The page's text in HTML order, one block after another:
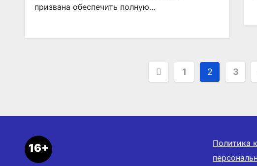
призвана обеспечить полную…
Пагинация
1 2 3
16+
Политика